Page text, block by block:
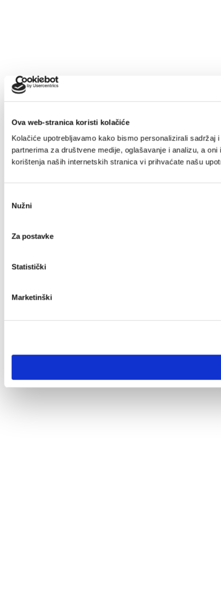
Ova web-stranica koristi kolačiće
Kolačiće upotrebljavamo kako bismo personalizirali
partnerima za društvene medije, oglašavanje i analizu, a
korištenja naših internetskih stranica vi prihvaćate našu
pristanka
Nužni
Za postavke
Statistički
Marketinški